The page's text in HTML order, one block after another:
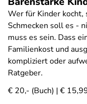
Wer für Kinder
Schmecken soll es -
muss es sein. Dass
Familienkost und
kompliziert oder
Ratgeber.
€ 20,- (Buch) | €